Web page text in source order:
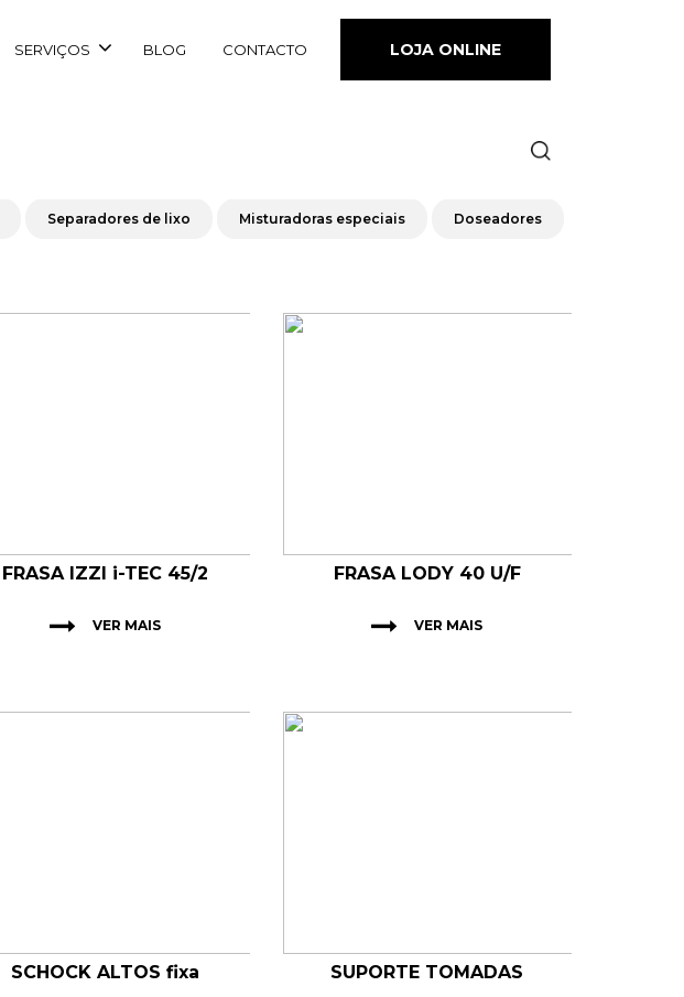
SERVIÇOS BLOG CONTACTO LOJA ONLINE
Separadores de lixo Misturadoras especiais Doseadores
FRASA IZZI i-TEC 45/2
VER MAIS
FRASA LODY 40 U/F
VER MAIS
SCHOCK ALTOS fixa
SUPORTE TOMADAS